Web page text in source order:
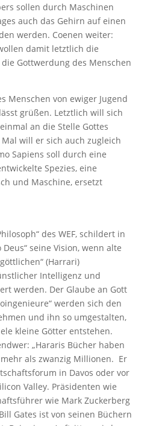
sollen durch Maschinen
auch das Gehirn auf einen
werden. Coenen weiter:
damit letztlich die
Gottwerdung des Menschen
Menschen von ewiger Jugend
grüßen. Letztlich will sich
an die Stelle Gottes
will er sich auch zugleich
Sapiens soll durch eine
Spezies, eine
und Maschine, ersetzt
des WEF, schildert in
seine Vision, wenn alte
(Harrari)
Intelligenz und
werden. Der Glaube an Gott
werden sich den
und ihn so umgestalten,
kleine Götter entstehen.
„Hararis Bücher haben
als zwanzig Millionen. Er
in Davos oder vor
Valley. Präsidenten wie
wie Mark Zuckerberg
Gates ist von seinen Büchern